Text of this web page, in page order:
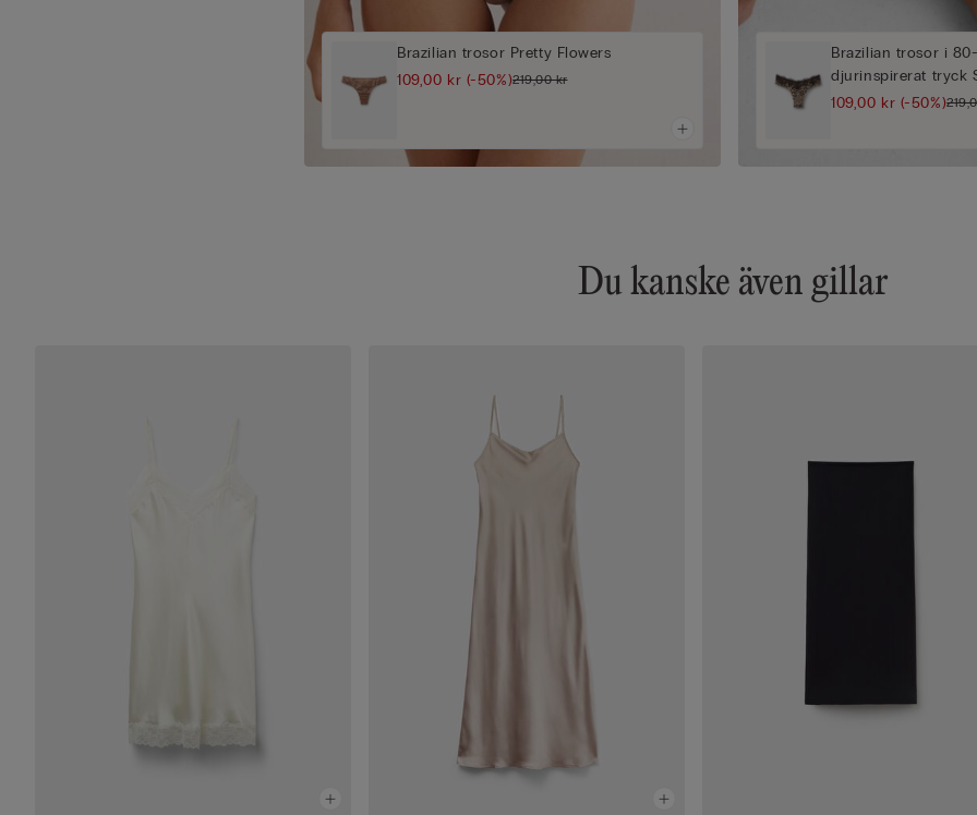
Brazilian trosor Pretty Flowers
109,00 kr (-50%)219,00 kr
Brazilian trosor i
djurinspirerat tryck
109,00 kr (-50%)
Du kanske även gillar